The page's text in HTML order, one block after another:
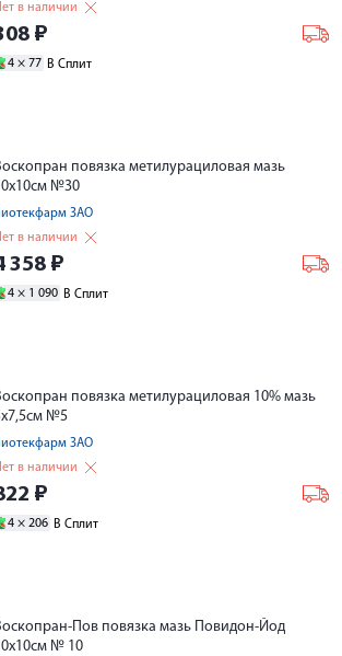
в наличии
₽
4 × 77 В Сплит
повязка метилурациловая мазь
№30
ЗАО
в наличии
358 ₽
4 × 1 090 В Сплит
повязка метилурациловая 10% мазь
№5
ЗАО
в наличии
₽
4 × 206 В Сплит
Пов повязка мазь Повидон-Йод
№ 10